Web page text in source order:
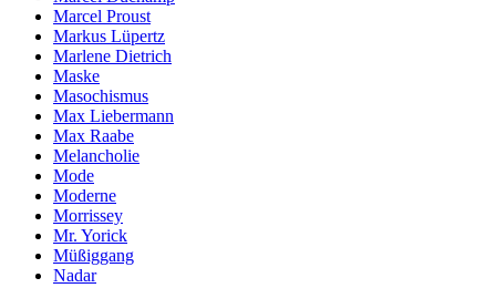
Marcel Proust
Markus Lüpertz
Marlene Dietrich
Maske
Masochismus
Max Liebermann
Max Raabe
Melancholie
Mode
Moderne
Morrissey
Mr. Yorick
Müßiggang
Nadar